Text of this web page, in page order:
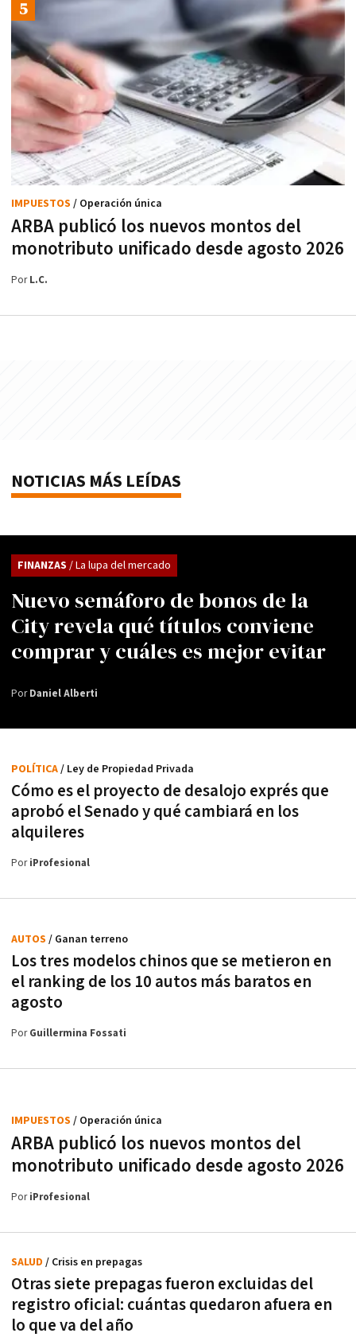
ARBA publicó los nuevos montos del
monotributo unificado desde agosto 2026
IMPUESTOS / Operación única
PorL.C.
NOTICIAS MÁS LEÍDAS
Nuevo semáforo de bonos de la
City revela qué títulos conviene
comprar y cuáles es mejor evitar
FINANZAS / La lupa del mercado
PorDaniel Alberti
Cómo es el proyecto de desalojo exprés que
aprobó el Senado y qué cambiará en los
alquileres
POLÍTICA/ Ley de Propiedad Privada
PoriProfesional
Los tres modelos chinos que se metieron en
el ranking de los 10 autos más baratos en
agosto
AUTOS / Ganan terreno
PorGuillermina Fossati
ARBA publicó los nuevos montos del
monotributo unificado desde agosto 2026
IMPUESTOS / Operación única
PoriProfesional
Otras siete prepagas fueron excluidas del
registro oficial: cuántas quedaron afuera en
lo que va del año
SALUD / Crisis en prepagas